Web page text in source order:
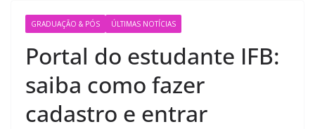
GRADUAÇÃO & PÓS ÚLTIMAS NOTÍCIAS
Portal do estudante IFB:
saiba como fazer
cadastro e entrar